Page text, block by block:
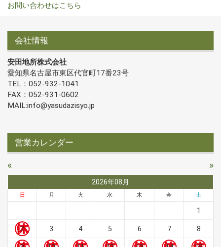
お問い合わせはこちら
会社情報
安田地所株式会社
愛知県名古屋市東区代官町17番23号
TEL：052-932-1041
FAX：052-931-0602
MAIL:info@yasudazisyo.jp
営業カレンダー
« »
2026年08月
日 月 火 水 木 金 土
1
2 3 4 5 6 7 8